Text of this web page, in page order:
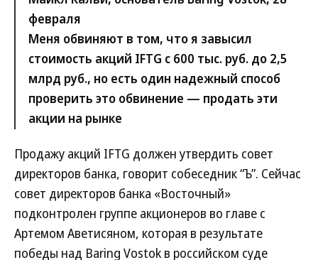
февраля
Меня обвиняют в том, что я завысил
стоимость акций IFTG с 600 тыс. руб. до 2,5
млрд руб., но есть один надежный способ
проверить это обвинение — продать эти
акции на рынке
Продажу акций IFTG должен утвердить совет
директоров банка, говорит собеседник “Ъ”. Сейчас
совет директоров банка «Восточный»
подконтролен группе акционеров во главе с
Артемом Аветисяном, которая в результате
победы над Baring Vostok в российском суде